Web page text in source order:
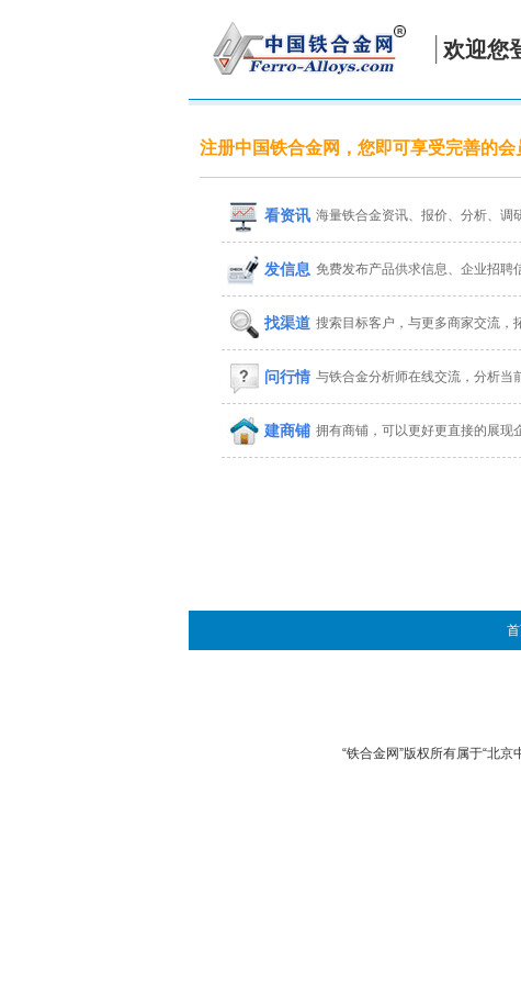
欢迎您
注册中国铁合金网，您即可享受完善的会
看资讯 海量铁合金资讯、报价、分析、调
发信息 免费发布产品供求信息、企业招聘
找渠道 搜索目标客户，与更多商家交流，
问行情 与铁合金分析师在线交流，分析当
建商铺 拥有商铺，可以更好更直接的展现
“铁合金网”版权所有属于“北